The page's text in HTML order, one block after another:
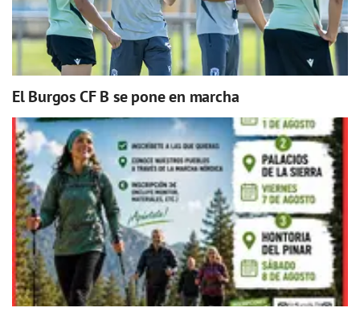
El Burgos CF B se pone en marcha